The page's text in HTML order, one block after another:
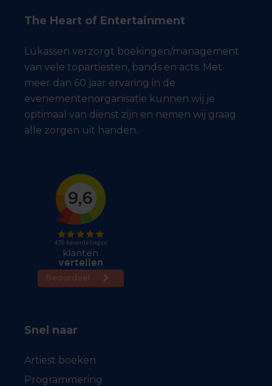
The Heart of Entertainment
Lukassen verzorgt boekingen/management
van vele topartiesten, bands en acts. Met
meer dan 60 jaar ervaring in de
evenementenorganisatie kunnen wij je
optimaal van dienst zijn en nemen wij graag
alle zorgen uit handen.
Snel naar
Artiest boeken
Programmering